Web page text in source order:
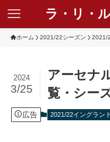
ラ・リ・
ホーム 2021/22シーズン 2021/
アーセナ
覧・シー
2024
3/25
広告 2021/22イングラン